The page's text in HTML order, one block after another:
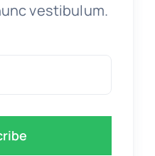
vestibulum.